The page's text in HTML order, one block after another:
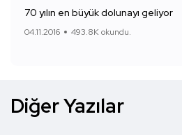
70 yılın en büyük dolunayı geliyor
04.11.2016 493.8K okundu.
Diğer Yazılar